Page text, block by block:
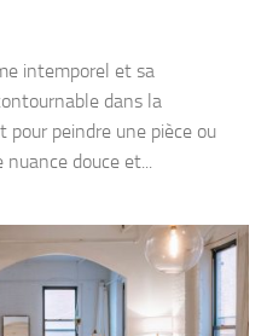
intemporel et sa
dans la
pour peindre une pièce ou
douce et...